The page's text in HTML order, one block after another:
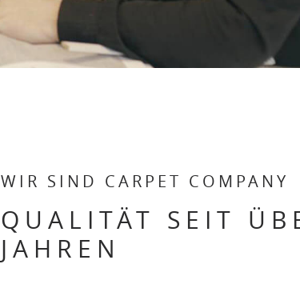
WIR SIND CARPET COMPANY
QUALITÄT SEIT
JAHREN